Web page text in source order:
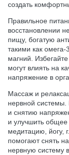
создать
Правильное
восстановлении
пищу, богатую
такими как
магний.
могут влиять на
напряжение в
Массаж и
нервной
и снятию
и улучшить общее
медитацию, йогу,
помогают снять
нервную систему